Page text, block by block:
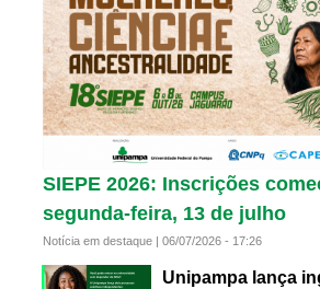
SIEPE 2026: Inscrições
segunda-feira, 13 de julho
Notícia em destaque | 06/07/2026 - 17:26
Unipampa lança